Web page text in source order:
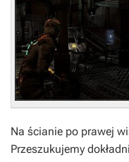
Na ścianie po prawej
Przeszukujemy